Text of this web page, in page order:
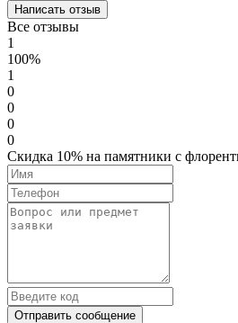
Написать отзыв
Все отзывы
1
100%
1
0
0
0
0
Скидка 10% на памятники с
Отправить сообщение